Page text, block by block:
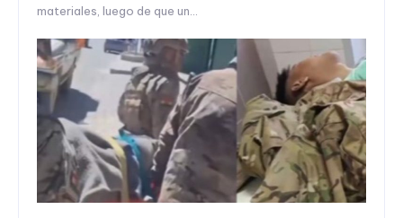
materiales, luego de que un...